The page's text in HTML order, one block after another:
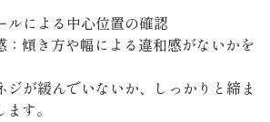
ルによる中心位置の確認
：傾き方や幅による違和感がないかを
ジが緩んでいないか、しっかりと締ま
す。